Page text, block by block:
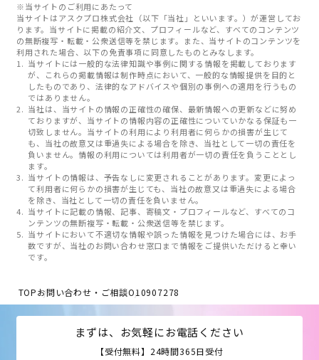
※当サイトのご利用にあたって
当サイトはアスクプロ株式会社（以下「当社」といいます。）が運営してお
ります。当サイトに掲載の紹介文、プロフィールなど、すべてのコンテンツ
の無断複写・転載・公衆送信等を禁じます。また、当サイトのコンテンツを
利用された場合、以下の免責事項に同意したものとみなします。
当サイトには一般的な法律知識や事例に関する情報を掲載しております
が、これらの掲載情報は制作時点において、一般的な情報提供を目的と
したものであり、法律的なアドバイスや個別の事例への適用を行うもの
ではありません。
当社は、当サイトの情報の正確性の確保、最新情報への更新などに努め
ておりますが、当サイトの情報内容の正確性についていかなる保証も一
切致しません。当サイトの利用により利用者に何らかの損害が生じて
も、当社の故意又は重過失による場合を除き、当社として一切の責任を
負いません。情報の利用については利用者が一切の責任を負うこととし
ます。
当サイトの情報は、予告なしに変更されることがあります。変更によっ
て利用者に何らかの損害が生じても、当社の故意又は重過失による場合
を除き、当社として一切の責任を負いません。
当サイトに記載の情報、記事、寄稿文・プロフィールなど、すべてのコ
ンテンツの無断複写・転載・公衆送信等を禁じます。
当サイトにおいて不適切な情報や誤った情報を見つけた場合には、お手
数ですが、当社のお問い合わせ窓口まで情報をご提供いただけると幸い
です。
TOPお問い合わせ・ご相談O10907278
まずは、お気軽にお電話ください
【受付無料】24時間365日受付